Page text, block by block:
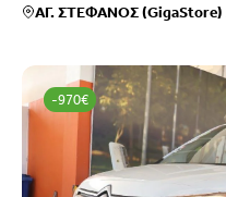
ΑΓ. ΣΤΕΦΑΝΟΣ (GigaStore)
-970€